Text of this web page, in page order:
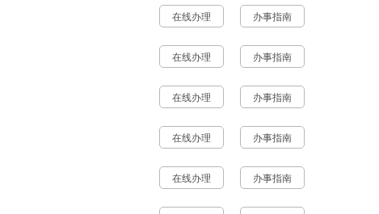
在线办理 办事指南
在线办理 办事指南
在线办理 办事指南
在线办理 办事指南
在线办理 办事指南